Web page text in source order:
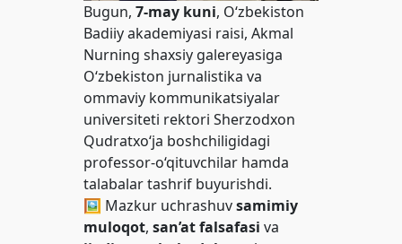
Bugun,7-may kuni, O‘zbekiston
Badiiy akademiyasi raisi, Akmal
Nurning shaxsiy galereyasiga
O‘zbekiston jurnalistika va
ommaviy kommunikatsiyalar
universiteti rektori Sherzodxon
Qudratxo‘ja boshchiligidagi
professor-o‘qituvchilar hamda
talabalar tashrif buyurishdi.
🖼 Mazkur uchrashuvsamimiy
muloqot,san’at falsafasi va